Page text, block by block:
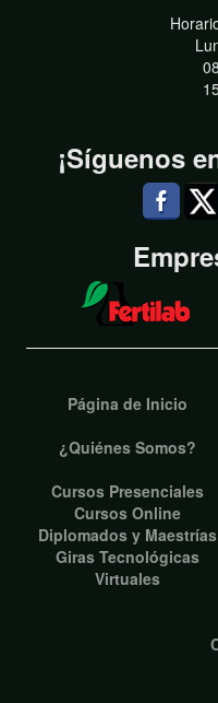
¡Síguenos
Página de Inicio
¿Quiénes Somos?
Cursos Presenciales
Cursos Online
Diplomados y Maestrías
Giras Tecnológicas
Virtuales